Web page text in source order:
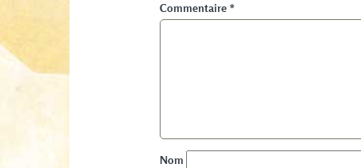
Commentaire *
Nom